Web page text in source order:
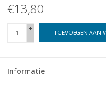
€13,80
+
-
TOEVOEGEN AAN
Informatie